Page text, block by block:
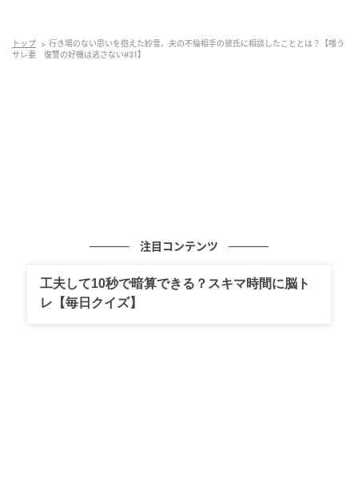
トップ
行き場のない思いを抱えた紗雪。夫の不倫相手の彼氏に相談したこととは？【嗤う
サレ妻 復讐の好機は逃さない#31】
注目コンテンツ
工夫して10秒で暗算できる？スキマ時間に脳ト
レ【毎日クイズ】